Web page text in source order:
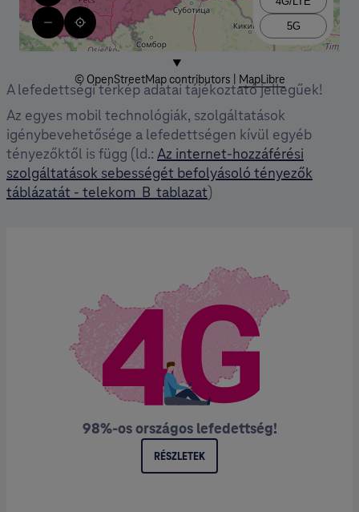
A lefedettségi térkép adatai tájékoztató jellegűek!
Az egyes mobil technológiák, szolgáltatások
igénybevehetősége a lefedettségen kívül egyéb
tényezőktől is függ (ld.: Az internet-hozzáférési
szolgáltatások sebességét befolyásoló tényezők
táblázatát - telekom_B_tablazat)
98%-os országos lefedettség!
RÉSZLETEK